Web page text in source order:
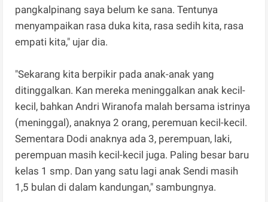
pangkalpinang saya belum ke sana. Tentunya
menyampaikan rasa duka kita, rasa sedih kita, rasa
empati kita," ujar dia.
"Sekarang kita berpikir pada anak-anak yang
ditinggalkan. Kan mereka meninggalkan anak kecil-
kecil, bahkan Andri Wiranofa malah bersama istrinya
(meninggal), anaknya 2 orang, peremuan kecil-kecil.
Sementara Dodi anaknya ada 3, perempuan, laki,
perempuan masih kecil-kecil juga. Paling besar baru
kelas 1 smp. Dan yang satu lagi anak Sendi masih
1,5 bulan di dalam kandungan," sambungnya.